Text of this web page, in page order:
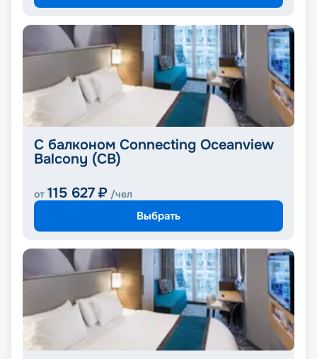
С балконом Connecting Oceanview
Balcony (CB)
от 115 627 ₽ /чел
Выбрать